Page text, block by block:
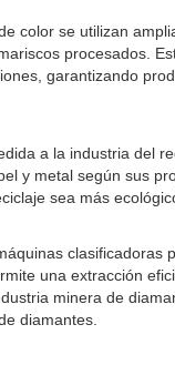
color se utilizan
procesados.
garantizando
a la industria del
y metal según sus
sea más
clasificadoras
una extracción
minera de
diamantes.